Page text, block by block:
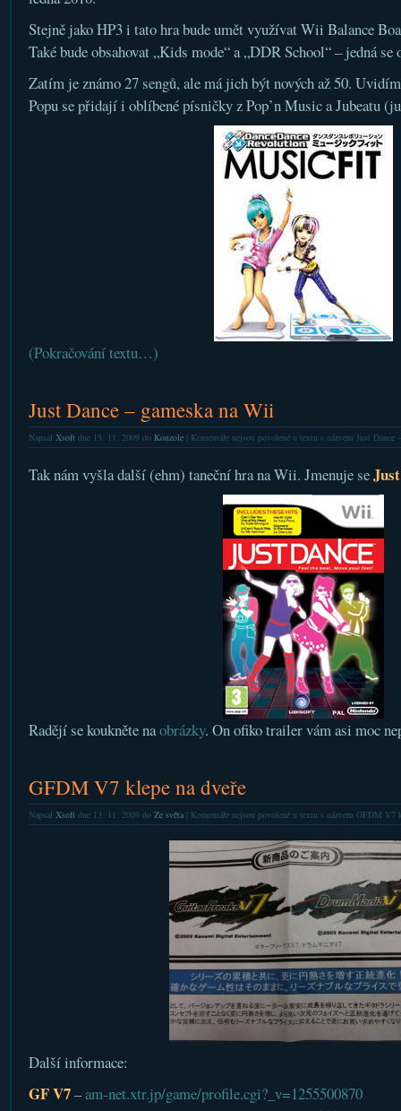
Stejně jako HP3 i tato hra bude umět využívat Wii Balance
Také bude obsahovat „Kids mode“ a „DDR School“ – jedná
Zatím je známo 27 sengů, ale má jich být nových až 50.
Popu se přidají i oblíbené písničky z Pop’n Music a Jubeatu
(Pokračování textu…)
Just Dance – gameska na Wii
Napsal Xsoftdne 15. 11. 2009 do Konzole| Komentáře nejsou povolenéu textu s názvem Just Dance
Tak nám vyšla další (ehm) taneční hra na Wii. Jmenuje se
Radějí se koukněte naobrázky. On ofiko trailer vám asi moc
GFDM V7 klepe na dveře
Napsal Xsoftdne 13. 11. 2009 do Ze světa| Komentáře nejsou povolenéu textu s názvem GFDM V7
Další informace:
GF V7–am-net.xtr.jp/game/profile.cgi?_v=1255500870